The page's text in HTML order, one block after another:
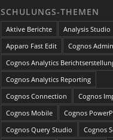
SCHULUNGS-THEMEN
Aktive Berichte
Analysis Studio
Apparo Fast Edit
Cognos
Cognos Analytics
Cognos Analytics Reporting
Cognos Connection
Cognos
Cognos Mobile
Cognos
Cognos Query Studio
Cognos